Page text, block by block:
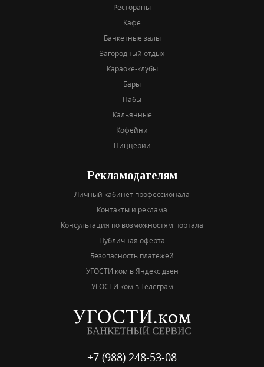
Рестораны
Кафе
Банкетные залы
Загородный отдых
Караоке-клубы
Бары
Пабы
Кальянные
Кофейни
Пиццерии
Рекламодателям
Личный кабинет профессионала
Контакты и реклама
Консультация по возможностям портала
Публичная оферта
Безопасность платежей
УГОСТИ.ком в Яндекс дзен
УГОСТИ.ком в Телеграм
+7 (988) 248-53-08